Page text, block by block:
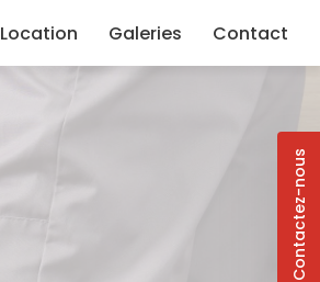
Contactez-nous
Location Galeries Contact